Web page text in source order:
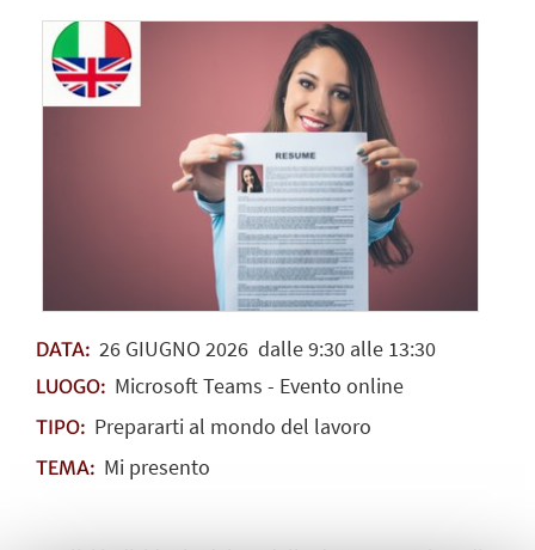
DATA: 26GIUGNO 2026dalle 9:30 alle 13:30
LUOGO: Microsoft Teams - Evento online
TIPO: Prepararti al mondo del lavoro
TEMA: Mi presento